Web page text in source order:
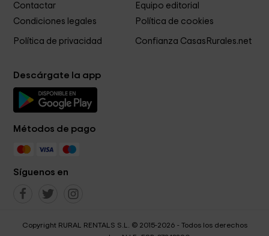
Contactar
Equipo editorial
Condiciones legales
Política de cookies
Política de privacidad Confianza CasasRurales.net
Descárgate la app
Métodos de pago
Síguenos en
Copyright RURAL RENTALS S.L. © 2015-2026 - Todos los derechos